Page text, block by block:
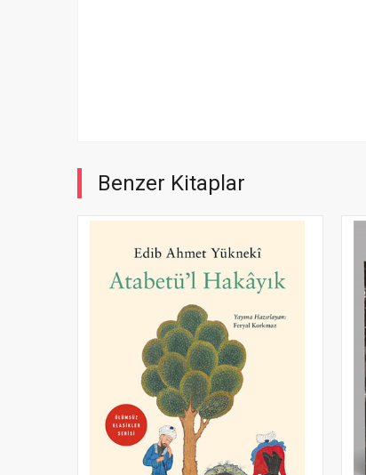
Benzer Kitaplar